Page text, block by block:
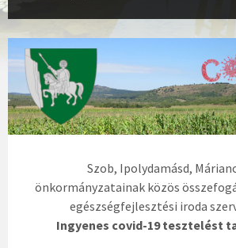
Szob, Ipolydamásd,
önkormányzatainak közös
egészségfejlesztési iroda
Ingyenes covid-19 tesztelést